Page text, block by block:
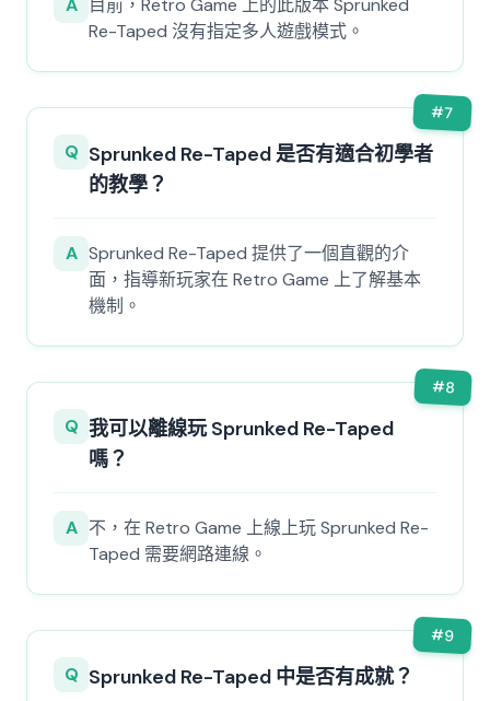
A
目前，Retro Game 上的此版本 Sprunked
Re-Taped 沒有指定多人遊戲模式。
#7
Q Sprunked Re-Taped 是否有適合初學者
的教學？
A Sprunked Re-Taped 提供了一個直觀的介
面，指導新玩家在 Retro Game 上了解基本
機制。
#8
Q 我可以離線玩 Sprunked Re-Taped
嗎？
A 不，在 Retro Game 上線上玩 Sprunked Re-
Taped 需要網路連線。
#9
Q Sprunked Re-Taped 中是否有成就？